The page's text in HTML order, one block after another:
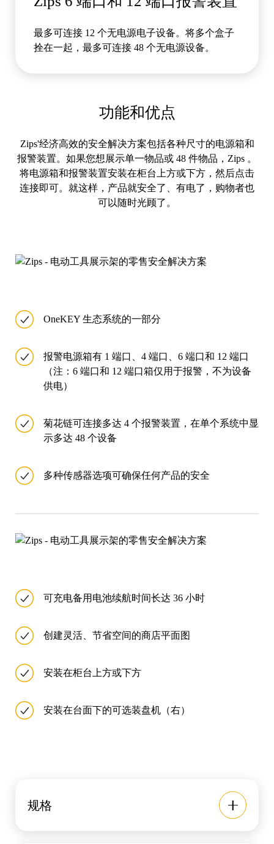
最多可连接 12 个无电源电子设备。将多个盒子
拴在一起，最多可连接 48 个无电源设备。
功能和优点
Zips'经济高效的安全解决方案包括各种尺寸的电源箱和
报警装置。如果您想展示单一物品或 48 件物品，Zips 。
将电源箱和报警装置安装在柜台上方或下方，然后点击
连接即可。就这样，产品就安全了、有电了，购物者也
可以随时光顾了。
OneKEY 生态系统的一部分
报警电源箱有 1 端口、4 端口、6 端口和 12 端口
（注：6 端口和 12 端口箱仅用于报警，不为设备
供电）
菊花链可连接多达 4 个报警装置，在单个系统中显
示多达 48 个设备
多种传感器选项可确保任何产品的安全
可充电备用电池续航时间长达 36 小时
创建灵活、节省空间的商店平面图
安装在柜台上方或下方
安装在台面下的可选装盘机（右）
规格